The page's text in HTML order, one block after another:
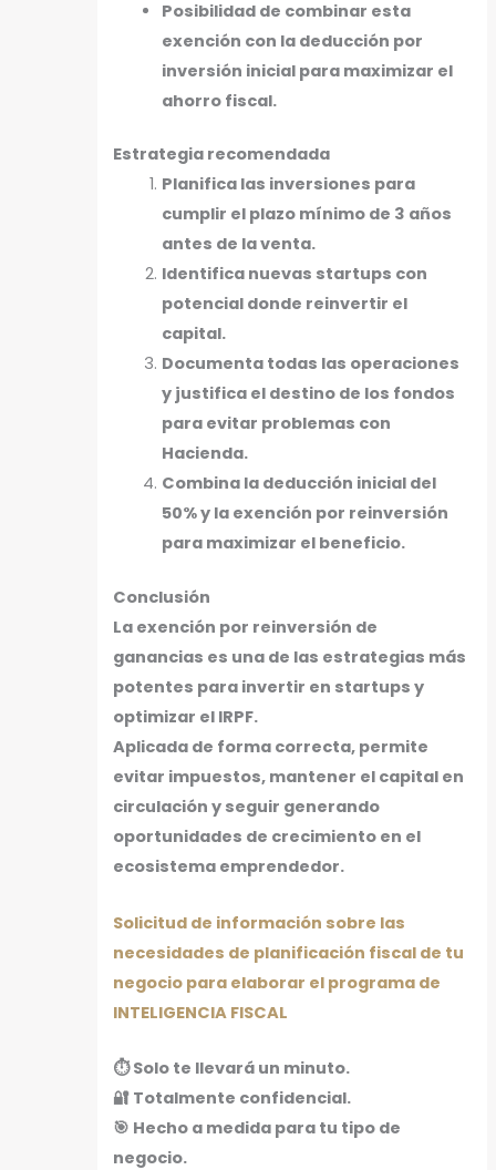
Posibilidad de combinar esta
exención con la deducción por
inversión inicial para maximizar el
ahorro fiscal.
Estrategia recomendada
Planifica las inversiones para
cumplir el plazo mínimo de 3 años
antes de la venta.
Identifica nuevas startups con
potencial donde reinvertir el
capital.
Documenta todas las operaciones
y justifica el destino de los fondos
para evitar problemas con
Hacienda.
Combina la deducción inicial del
50% y la exención por reinversión
para maximizar el beneficio.
Conclusión
La exención por reinversión de
ganancias es una de las estrategias más
potentes para invertir en startups y
optimizar el IRPF.
Aplicada de forma correcta, permite
evitar impuestos, mantener el capital en
circulación y seguir generando
oportunidades de crecimiento en el
ecosistema emprendedor.
Solicitud de información sobre las
necesidades de planificación fiscal de tu
negocio para elaborar el programa de
INTELIGENCIA FISCAL
⏱️ Solo te llevará un minuto.
🔐 Totalmente confidencial.
🎯 Hecho a medida para tu tipo de
negocio.